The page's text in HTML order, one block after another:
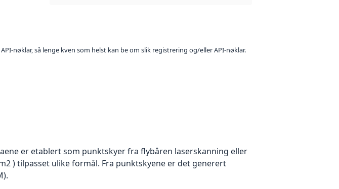
nøklar, så lenge kven som helst kan be om slik registrering og/eller API-nøklar.
er etablert som punktskyer fra flybåren laserskanning eller
) tilpasset ulike formål. Fra punktskyene er det generert